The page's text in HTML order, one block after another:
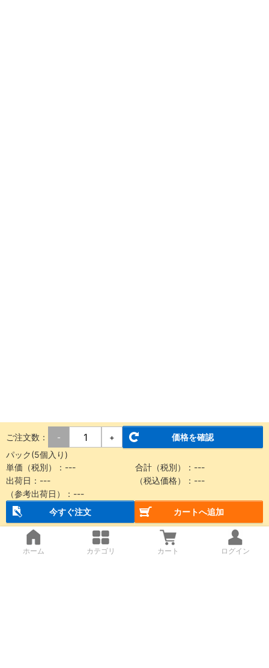
ご注文数： - +
価格を確認
パック(5個入り)
単価（税別）： --- 合計（税別）： ---
出荷日： --- （税込価格）： ---
（参考出荷日）： ---
今すぐ注文
カートへ追加
ホーム カテゴリ カート ログイン